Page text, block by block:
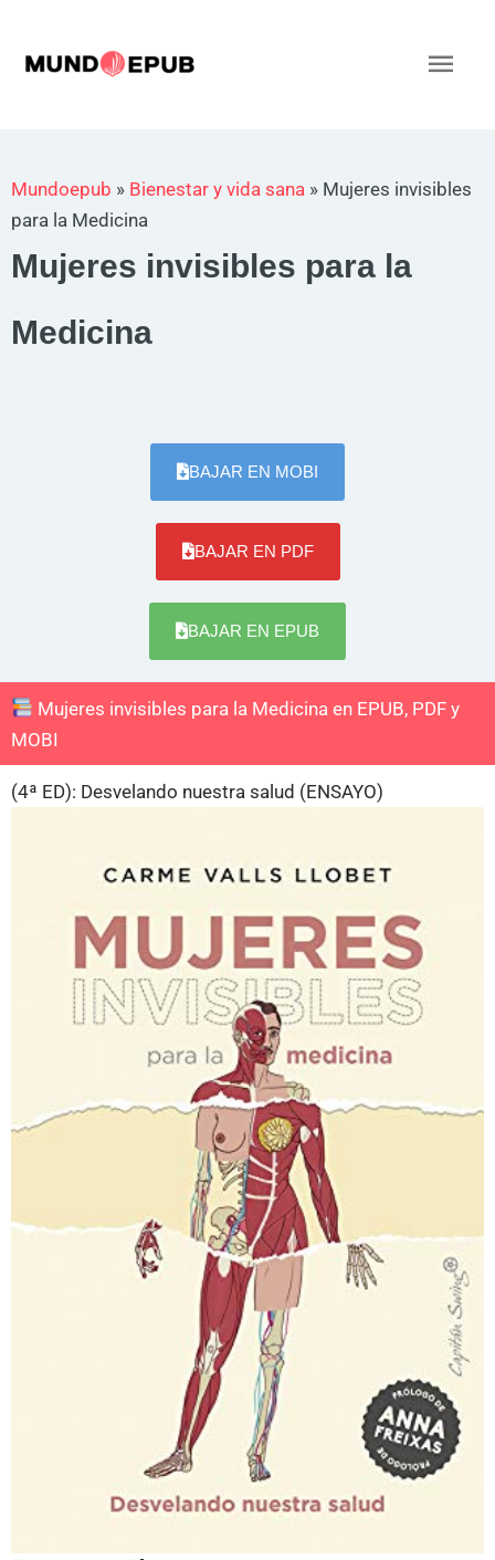
contenido
Mundoepub » Bienestar y vida sana » Mujeres invisibles
para la Medicina
Mujeres invisibles para la
Medicina
BAJAR EN MOBI
BAJAR EN PDF
BAJAR EN EPUB
Mujeres invisibles para la Medicina en EPUB, PDF y
MOBI
(4ª ED): Desvelando nuestra salud (ENSAYO)